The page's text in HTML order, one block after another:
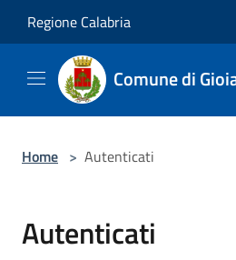
Regione Calabria
Comune di
Home > Autenticati
Autenticati